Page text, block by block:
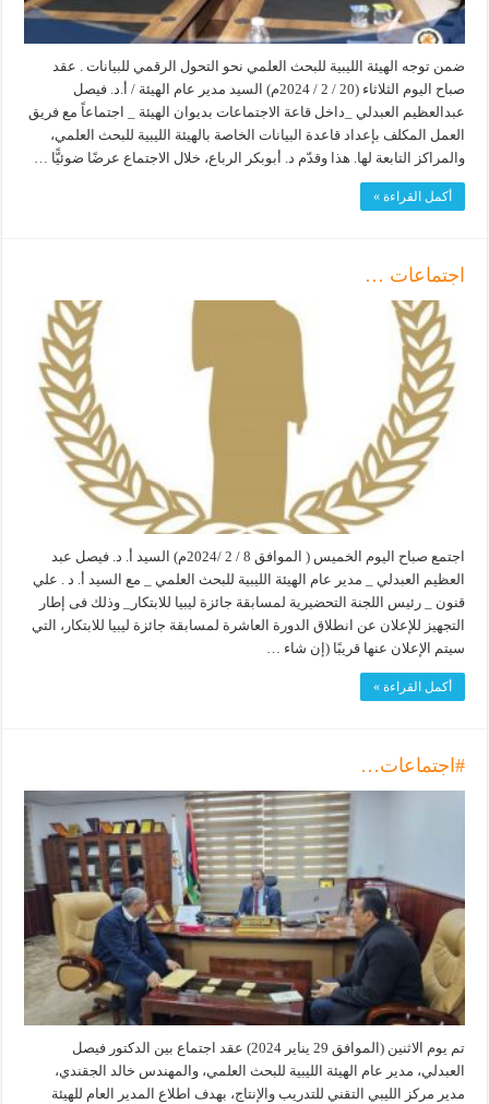
ضمن توجه الهيئة الليبية للبحث العلمي نحو التحول الرقمي للبيانات . عقد
صباح اليوم الثلاثاء (20 / 2 / 2024م) السيد مدير عام الهيئة / أ.د. فيصل
عبدالعظيم العبدلي _داخل قاعة الاجتماعات بديوان الهيئة _ اجتماعاً مع فريق
العمل المكلف بإعداد قاعدة البيانات الخاصة بالهيئة الليبية للبحث العلمي،
والمراكز التابعة لها. هذا وقدّم د. أبوبكر الرباع، خلال الاجتماع عرضًا ضوئيًّا …
أكمل القراءة »
اجتماعات …
اجتمع صباح اليوم الخميس ( الموافق 8 / 2 /2024م) السيد أ. د. فيصل عبد
العظيم العبدلي _ مدير عام الهيئة الليبية للبحث العلمي _ مع السيد أ. د . علي
قنون _ رئيس اللجنة التحضيرية لمسابقة جائزة ليبيا للابتكار_ وذلك فى إطار
التجهيز للإعلان عن انطلاق الدورة العاشرة لمسابقة جائزة ليبيا للابتكار، التي
سيتم الإعلان عنها قريبًا (إن شاء …
أكمل القراءة »
#اجتماعات…
تم يوم الاثنين (الموافق 29 يناير 2024) عقد اجتماع بين الدكتور فيصل
العبدلي، مدير عام الهيئة الليبية للبحث العلمي، والمهندس خالد الجقندي،
مدير مركز الليبي التقني للتدريب والإنتاج، بهدف اطلاع المدير العام للهيئة